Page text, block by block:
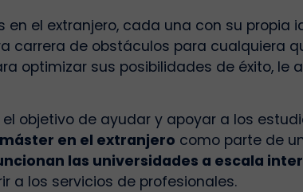
el extranjero, cada una con su propia
carrera de obstáculos para cualquiera
optimizar sus posibilidades de éxito,
objetivo de ayudar y apoyar a los
en el extranjero como parte de
las universidades a escala
a los servicios de profesionales.